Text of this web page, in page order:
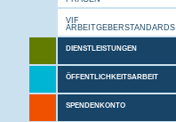
VIF
ARBEITGEBERSTANDARDS
DIENSTLEISTUNGEN
ÖFFENTLICHKEITSARBEIT
SPENDENKONTO